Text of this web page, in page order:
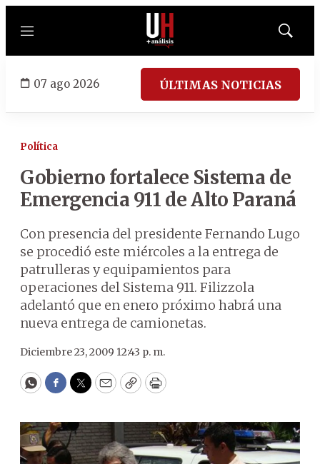
Menú
Mostrar
07 ago 2026 ÚLTIMAS NOTICIAS
Política
Gobierno fortalece Sistema de
Emergencia 911 de Alto Paraná
Con presencia del presidente Fernando Lugo
se procedió este miércoles a la entrega de
patrulleras y equipamientos para
operaciones del Sistema 911. Filizzola
adelantó que en enero próximo habrá una
nueva entrega de camionetas.
Diciembre 23, 2009 12:43 p. m.
WhatsApp
Facebook
Twitter
EmailCopyPrint